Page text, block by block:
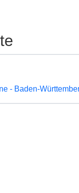
- Baden-